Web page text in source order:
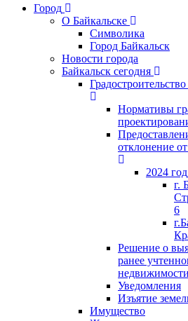
Город
О Байкальске
Символика
Город Байкальск
Новости города
Байкальск сегодня
Нормативы
отклонение
2024 год
г.
6
Решение о
ранее
недвижимости
Уведомления
Изъятие
Имущество